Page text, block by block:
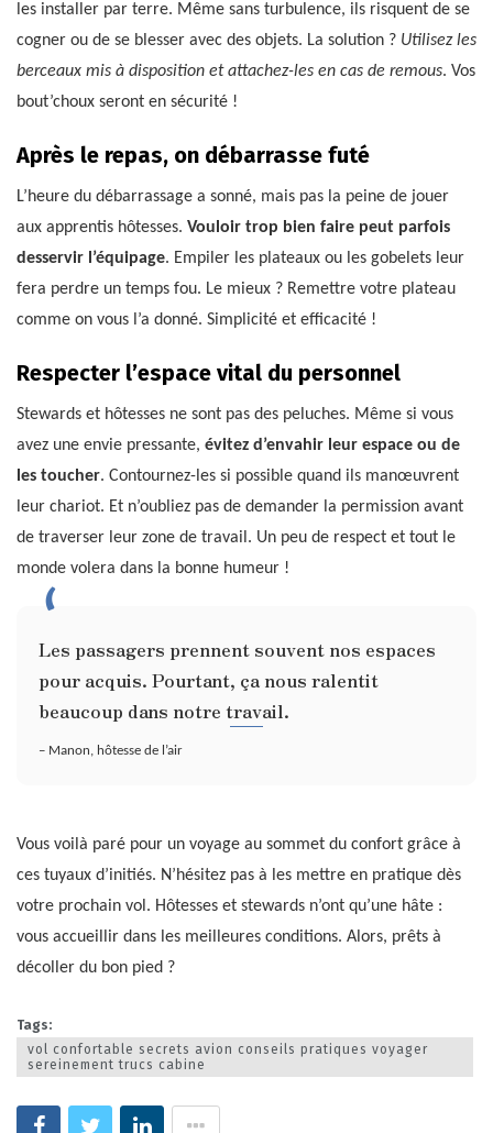
les installer par terre. Même sans turbulence, ils risquent de se
cogner ou de se blesser avec des objets. La solution ? Utilisez les
berceaux mis à disposition et attachez-les en cas de remous. Vos
bout’choux seront en sécurité !
Après le repas, on débarrasse futé
L’heure du débarrassage a sonné, mais pas la peine de jouer
aux apprentis hôtesses. Vouloir trop bien faire peut parfois
desservir l’équipage. Empiler les plateaux ou les gobelets leur
fera perdre un temps fou. Le mieux ? Remettre votre plateau
comme on vous l’a donné. Simplicité et efficacité !
Respecter l’espace vital du personnel
Stewards et hôtesses ne sont pas des peluches. Même si vous
avez une envie pressante, évitez d’envahir leur espace ou de
les toucher. Contournez-les si possible quand ils manœuvrent
leur chariot. Et n’oubliez pas de demander la permission avant
de traverser leur zone de travail. Un peu de respect et tout le
monde volera dans la bonne humeur !
Les passagers prennent souvent nos espaces
pour acquis. Pourtant, ça nous ralentit
beaucoup dans notre travail.
– Manon, hôtesse de l’air
Vous voilà paré pour un voyage au sommet du confort grâce à
ces tuyaux d’initiés. N’hésitez pas à les mettre en pratique dès
votre prochain vol. Hôtesses et stewards n’ont qu’une hâte :
vous accueillir dans les meilleures conditions. Alors, prêts à
décoller du bon pied ?
Tags:
vol confortable secrets avion conseils pratiques voyager
sereinement trucs cabine